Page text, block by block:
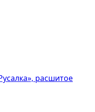
расшитое